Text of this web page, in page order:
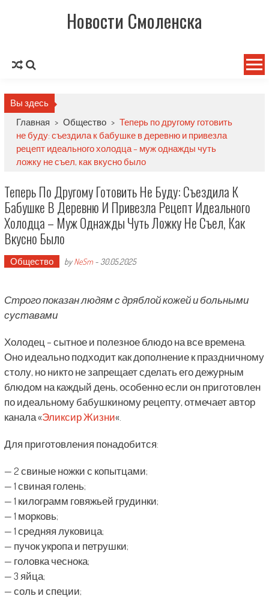
Новости Смоленска
Вы здесь
Главная > Общество > Теперь по другому готовить
не буду: съездила к бабушке в деревню и привезла
рецепт идеального холодца – муж однажды чуть
ложку не съел, как вкусно было
Теперь По Другому Готовить Не Буду: Съездила К
Бабушке В Деревню И Привезла Рецепт Идеального
Холодца – Муж Однажды Чуть Ложку Не Съел, Как
Вкусно Было
Общество byNeSm- 30.05.2025
Строго показан людям с дряблой кожей и больными
суставами
Холодец – сытное и полезное блюдо на все времена.
Оно идеально подходит как дополнение к праздничному
столу, но никто не запрещает сделать его дежурным
блюдом на каждый день, особенно если он приготовлен
по идеальному бабушкиному рецепту, отмечает автор
канала «Эликсир Жизни«.
Для приготовления понадобится:
— 2 свиные ножки с копытцами;
— 1 свиная голень;
— 1 килограмм говяжьей грудинки;
— 1 морковь;
— 1 средняя луковица;
— пучок укропа и петрушки;
— головка чеснока;
— 3 яйца;
— соль и специи;